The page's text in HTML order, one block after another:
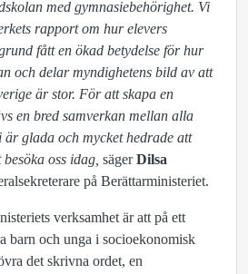
med gymnasiebehörighet. Vi
rapport om hur elevers
fått en ökad betydelse för hur
och delar myndighetens bild av att
är stor. För att skapa en
en bred samverkan mellan alla
glada och mycket hedrade att
oss idag, sägerDilsa
på Berättarministeriet.
verksamhet är att på ett
barn och unga i socioekonomisk
det skrivna ordet, en